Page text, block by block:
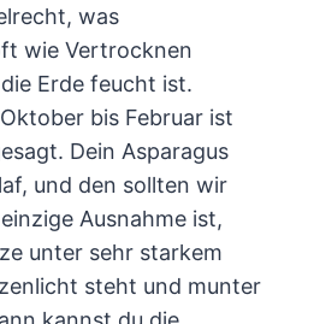
was
wie Vertrocknen
Erde feucht ist.
bis Februar ist
Dein Asparagus
und den sollten wir
Ausnahme ist,
unter sehr starkem
steht und munter